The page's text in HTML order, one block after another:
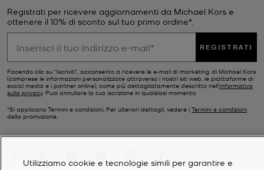
Registrati per ricevere aggiornamenti da Michael Kors e
ottenere il 10% di sconto sul tuo primo ordine*.
REGISTRATI
Facendo clic su "Iscriviti", acconsento a ricevere le e-mail di marketing di Michael Kors
(comprese le informazioni personalizzate attraverso i nostri siti web, le piattaforme di
social media e i partner online), come più dettagliatamente descritto nell’Informativa
sulla privacy. Puoi annullare la tua iscrizione in qualsiasi momento.
*Si applicano Termini e condizioni. Per ulteriori dettagli, vedere i Termini e condizioni
della promozione.
Utilizziamo cookie e tecnologie simili per garantire e